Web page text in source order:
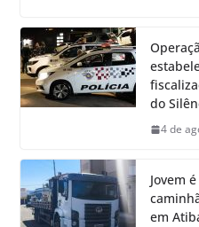
do
4 de
Jovem
em